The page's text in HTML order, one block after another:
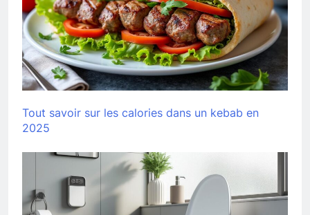
Tout savoir sur les calories dans un kebab en
2025